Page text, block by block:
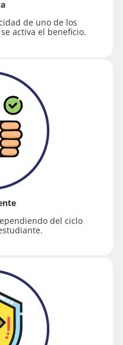
de uno de los
activa el beneficio.
del ciclo